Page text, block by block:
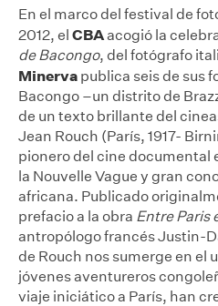
En el marco del festival de
2012, el CBAacogió la
de Bacongo, del fotógrafo
Minerva publica seis de sus
Bacongo –un distrito de
de un texto brillante del
Jean Rouch (París, 1917-
pionero del cine documental
la Nouvelle Vague y gran
africana. Publicado
prefacio a la obra Entre Paris
antropólogo francés Justin-
de Rouch nos sumerge en el
jóvenes aventureros
viaje iniciático a París, han